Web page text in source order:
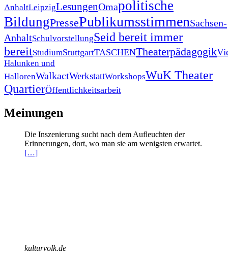
AnhaltLeipzigLesungenOmapolitische
BildungPressePublikumsstimmenSachsen-
AnhaltSchulvorstellungSeid bereit immer
bereitStudiumStuttgartTASCHENTheaterpädagogik
Halunken und
HallorenWalkactWerkstattWorkshopsWuK Theater
QuartierÖffentlichkeitsarbeit
Meinungen
Die Inszenierung sucht nach dem Aufleuchten der
Erinnerungen, dort, wo man sie am wenigsten erwartet.
[…]
kulturvolk.de